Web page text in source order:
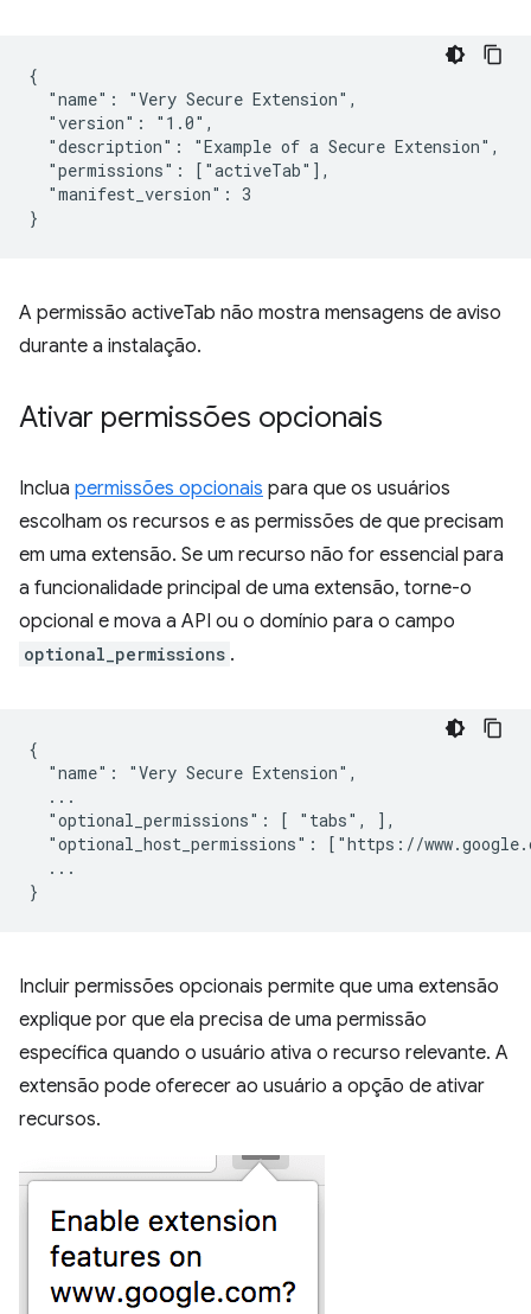
{
  "name": "Very Secure Extension",
  "version": "1.0",
  "description": "Example of a Secure Extension",
  "permissions": ["activeTab"],
  "manifest_version": 3
A permissão activeTab não mostra mensagens de aviso
durante a instalação.
Ativar permissões opcionais
Inclua permissões opcionais para que os usuários
escolham os recursos e as permissões de que precisam
em uma extensão. Se um recurso não for essencial para
a funcionalidade principal de uma extensão, torne-o
opcional e mova a API ou o domínio para o campo
optional_permissions .
{
  "name": "Very Secure Extension",
  ...
  "optional_permissions": [ "tabs", ],
"optional_host_permissions": ["https://
  ...
Incluir permissões opcionais permite que uma extensão
explique por que ela precisa de uma permissão
específica quando o usuário ativa o recurso relevante. A
extensão pode oferecer ao usuário a opção de ativar
recursos.